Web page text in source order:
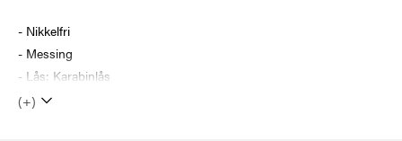
- Nikkelfri
- Messing
- Lås: Karabinlås
(+)